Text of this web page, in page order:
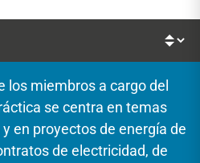
los miembros a cargo del
se centra en temas
en proyectos de energía de
de electricidad, de